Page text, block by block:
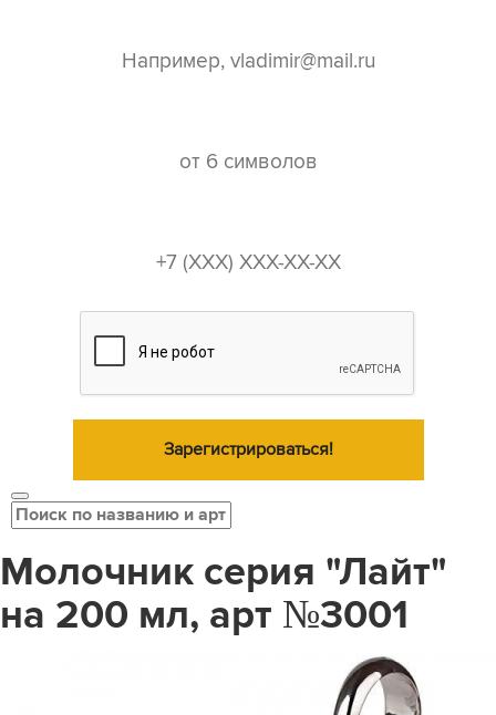
Зарегистрироваться!
Молочник серия "Лайт"
на 200 мл, арт №3001